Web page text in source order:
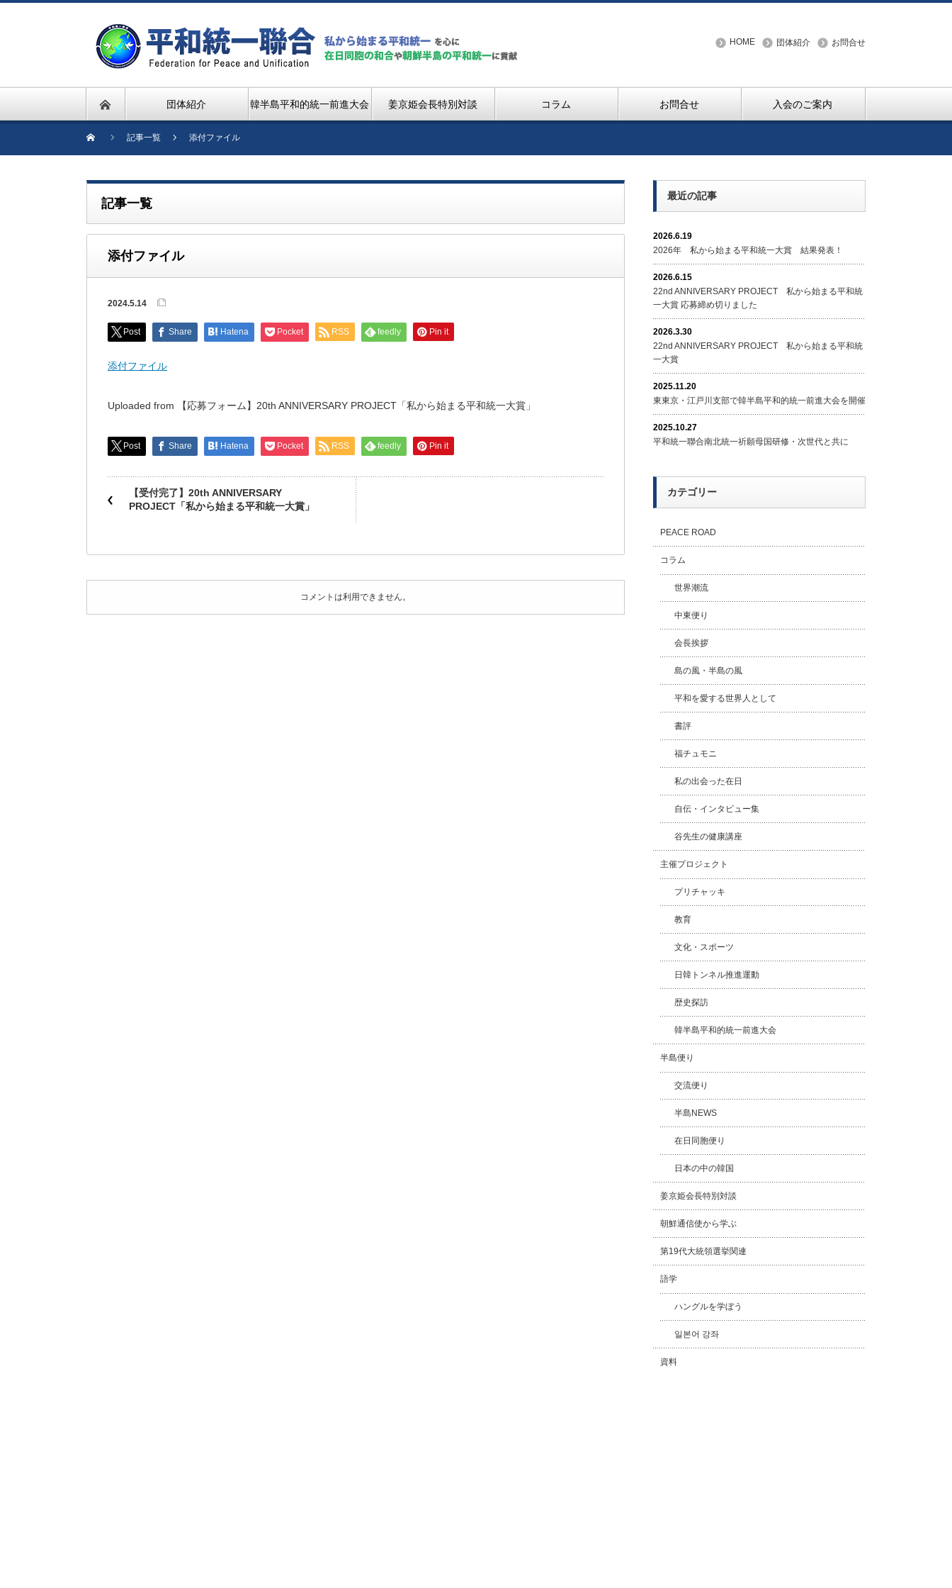
HOME 団体紹介 お問合せ
団体紹介 韓半島平和的統一前進大会 姜京姫会長特別対談 コラム お問合せ 入会のご案内
記事一覧 添付ファイル
記事一覧
添付ファイル
2024.5.14
Post Share Hatena Pocket RSS feedly Pin it
添付ファイル
Uploaded from 【応募フォーム】20th ANNIVERSARY PROJECT「私から始まる平和統一大賞」
Post Share Hatena Pocket RSS feedly Pin it
【受付完了】20th ANNIVERSARY
PROJECT「私から始まる平和統一大賞」
コメントは利用できません。
最近の記事
2026.6.19
2026年 私から始まる平和統一大賞 結果発表！
2026.6.15
22nd ANNIVERSARY PROJECT 私から始まる平和統
一大賞 応募締め切りました
2026.3.30
22nd ANNIVERSARY PROJECT 私から始まる平和統
一大賞
2025.11.20
東東京・江戸川支部で韓半島平和的統一前進大会を開催
2025.10.27
平和統一聯合南北統一祈願母国研修・次世代と共に
カテゴリー
PEACE ROAD
コラム
世界潮流
中東便り
会長挨拶
島の風・半島の風
平和を愛する世界人として
書評
福チュモニ
私の出会った在日
自伝・インタビュー集
谷先生の健康講座
主催プロジェクト
プリチャッキ
教育
文化・スポーツ
日韓トンネル推進運動
歴史探訪
韓半島平和的統一前進大会
半島便り
交流便り
半島NEWS
在日同胞便り
日本の中の韓国
姜京姫会長特別対談
朝鮮通信使から学ぶ
第19代大統領選挙関連
語学
ハングルを学ぼう
일본어 강좌
資料